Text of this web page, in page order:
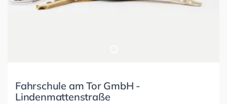
Fahrschule am Tor GmbH -
Lindenmattenstraße